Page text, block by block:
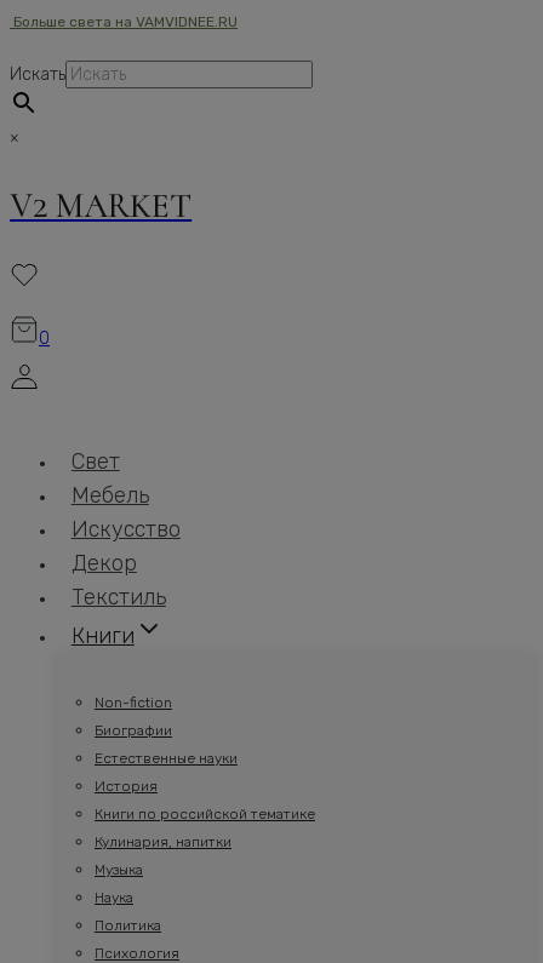
Перейти
содержимому
Больше света на VAMVIDNEE.RU
Искать
×
V2 MARKET
0
Свет
Мебель
Искусство
Декор
Текстиль
Книги
Non-fiction
Биографии
Естественные науки
История
Книги по российской тематике
Кулинария, напитки
Музыка
Наука
Политика
Психология